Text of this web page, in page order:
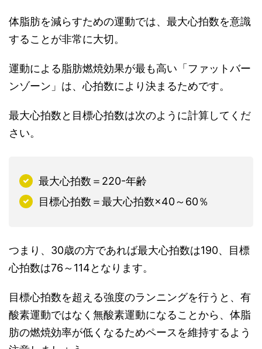
体脂肪を減らすための運動では、最大心拍数を意識
することが非常に大切。
運動による脂肪燃焼効果が最も高い「ファットバー
ンゾーン」は、心拍数により決まるためです。
最大心拍数と目標心拍数は次のように計算してくだ
さい。
最大心拍数＝220-年齢
目標心拍数＝最大心拍数×40～60％
つまり、30歳の方であれば最大心拍数は190、目標
心拍数は76～114となります。
目標心拍数を超える強度のランニングを行うと、有
酸素運動ではなく無酸素運動になることから、体脂
肪の燃焼効率が低くなるためペースを維持するよう